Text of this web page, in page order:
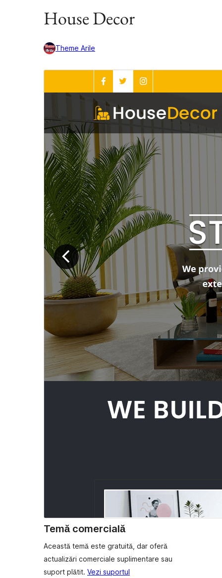
House Decor
Theme Arile
Temă comercială
Această temă este gratuită, dar oferă
actualizări comerciale suplimentare sau
suport plătit. Vezi suportul